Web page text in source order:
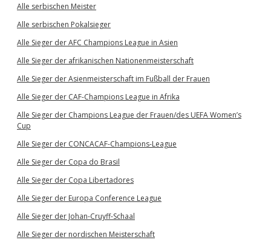
Alle serbischen Meister
Alle serbischen Pokalsieger
Alle Sieger der AFC Champions League in Asien
Alle Sieger der afrikanischen Nationenmeisterschaft
Alle Sieger der Asienmeisterschaft im Fußball der Frauen
Alle Sieger der CAF-Champions League in Afrika
Alle Sieger der Champions League der Frauen/des UEFA Women’s
Cup
Alle Sieger der CONCACAF-Champions-League
Alle Sieger der Copa do Brasil
Alle Sieger der Copa Libertadores
Alle Sieger der Europa Conference League
Alle Sieger der Johan-Cruyff-Schaal
Alle Sieger der nordischen Meisterschaft